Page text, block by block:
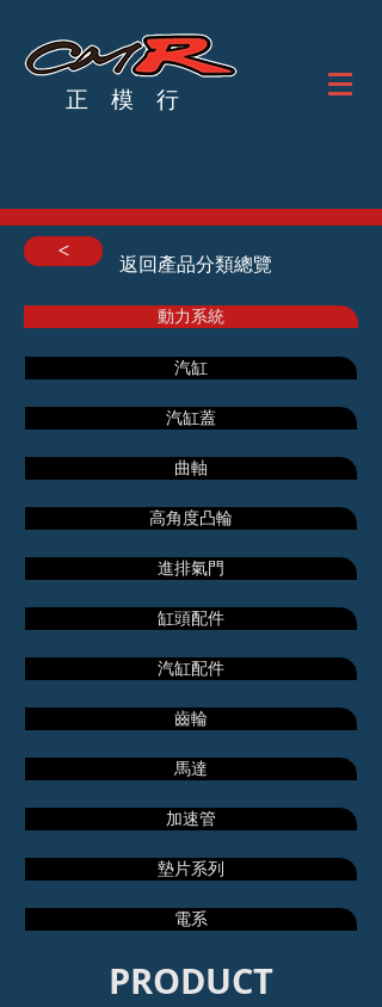
正 模 行
<
返回產品分類總覽
動力系統
汽缸
汽缸蓋
曲軸
高角度凸輪
進排氣門
缸頭配件
汽缸配件
齒輪
馬達
加速管
墊片系列
電系
PRODUCT
汽缸蓋螺絲